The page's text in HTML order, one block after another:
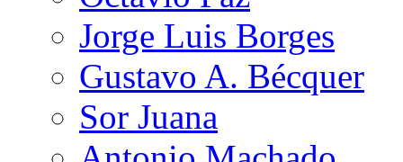
Jorge Luis Borges
Gustavo A. Bécquer
Sor Juana